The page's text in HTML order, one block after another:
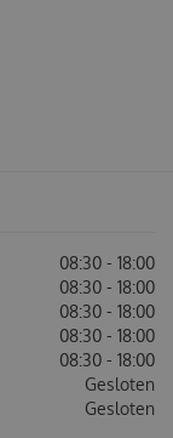
08:30 - 18:00
08:30 - 18:00
08:30 - 18:00
08:30 - 18:00
08:30 - 18:00
Gesloten
Gesloten